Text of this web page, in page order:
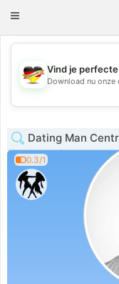
Toggle
💖
Vind je
Download nu onze
Dating Man
0.3/1